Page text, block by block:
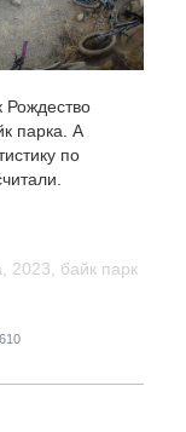
Рождество
парка. А
по
2023 байк парк